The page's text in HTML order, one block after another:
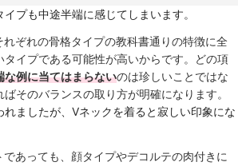
プも中途半端に感じてしまいます。
れぞれの骨格タイプの教科書通りの特徴に全
タイプである可能性が高いからです。どの項
な例に当てはまらないのは珍しいことではな
そのバランスの取り方が明確になります。
れましたが、Vネックを着ると寂しい印象にな
あっても、顔タイプやデコルテの肉付きに